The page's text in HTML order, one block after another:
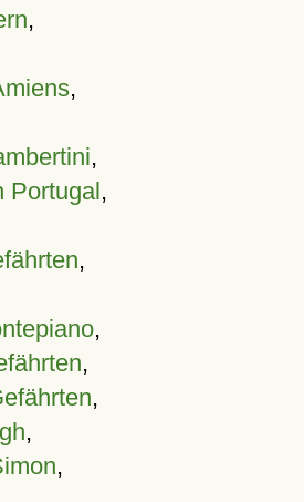
,
,
,
Portugal,
,
,
,
,
,
,